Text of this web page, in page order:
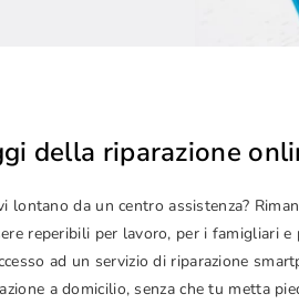
della riparazione
lontano da un centro assistenza?
reperibili per lavoro, per i famigliari
ad un servizio di riparazione
a domicilio, senza che tu metta